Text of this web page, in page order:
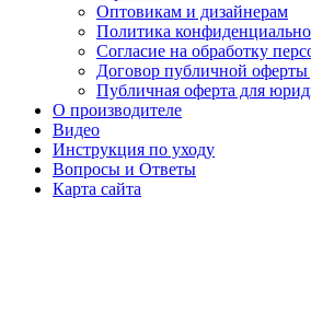
Оптовикам и дизайнерам
Политика
Согласие на обработку
Договор публичной
Публичная оферта для
О производителе
Видео
Инструкция по уходу
Вопросы и Ответы
Карта сайта